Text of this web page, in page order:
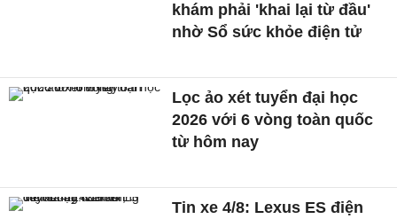
khám phải 'khai lại từ đầu'
nhờ Sổ sức khỏe điện tử
Lọc ảo xét tuyển đại học
2026 với 6 vòng toàn quốc
từ hôm nay
Tin xe 4/8: Lexus ES điện